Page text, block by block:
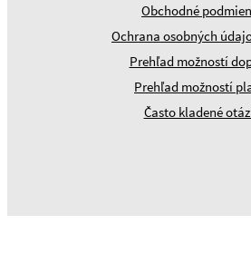
Obchodné
Ochrana osobných
Prehľad možností
Prehľad možností
Často kladené